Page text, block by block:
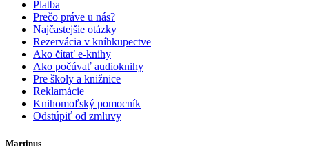
Platba
Prečo práve u nás?
Najčastejšie otázky
Rezervácia v kníhkupectve
Ako čítať e-knihy
Ako počúvať audioknihy
Pre školy a knižnice
Reklamácie
Knihomoľský pomocník
Odstúpiť od zmluvy
Martinus